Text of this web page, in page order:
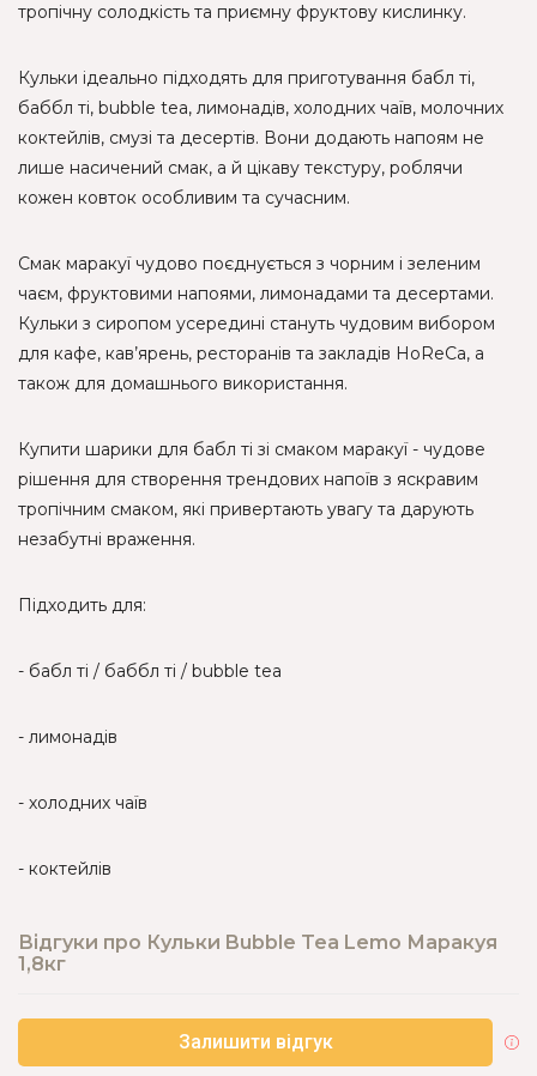
тропічну солодкість та приємну фруктову кислинку.
Кульки ідеально підходять для приготування бабл ті,
баббл ті, bubble tea, лимонадів, холодних чаїв, молочних
коктейлів, смузі та десертів. Вони додають напоям не
лише насичений смак, а й цікаву текстуру, роблячи
кожен ковток особливим та сучасним.
Смак маракуї чудово поєднується з чорним і зеленим
чаєм, фруктовими напоями, лимонадами та десертами.
Кульки з сиропом усередині стануть чудовим вибором
для кафе, кав’ярень, ресторанів та закладів HoReCa, а
також для домашнього використання.
Купити шарики для бабл ті зі смаком маракуї - чудове
рішення для створення трендових напоїв з яскравим
тропічним смаком, які привертають увагу та дарують
незабутні враження.
Підходить для:
- бабл ті / баббл ті / bubble tea
- лимонадів
- холодних чаїв
- коктейлів
Відгуки про Кульки Bubble Tea Lemo Маракуя
1,8кг
Залишити відгук